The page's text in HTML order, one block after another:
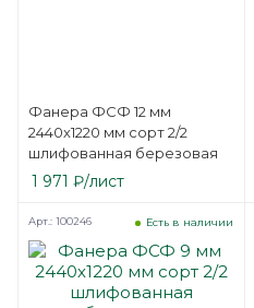
Фанера ФСФ 12 мм
2440х1220 мм сорт 2/2
шлифованная березовая
1 971 ₽/лист
Есть в наличии
Арт.: 100246